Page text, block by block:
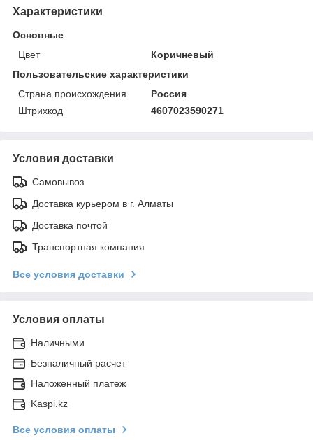
Характеристики
Основные
Цвет
Коричневый
Пользовательские характеристики
Страна происхождения
Россия
Штрихкод
4607023590271
Условия доставки
Самовывоз
Доставка курьером в г. Алматы
Доставка почтой
Транспортная компания
Все условия доставки
Условия оплаты
Наличными
Безналичный расчет
Наложенный платеж
Kaspi.kz
Все условия оплаты